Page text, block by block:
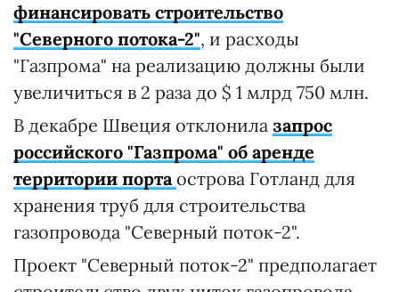
финансировать строительство
"Северного потока-2", и расходы
"Газпрома" на реализацию должны были
увеличиться в 2 раза до $ 1 млрд 750 млн.
В декабре Швеция отклонила запрос
российского "Газпрома" об аренде
территории портаострова Готланд для
хранения труб для строительства
газопровода "Северный поток-2".
Проект "Северный поток-2" предполагает